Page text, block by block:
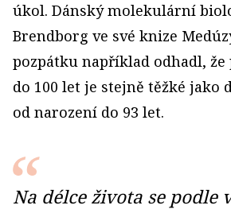
úkol. Dánský molekulární
Brendborg ve své knize
pozpátku například odhadl, že
do 100 let je stejně těžké jako
od narození do 93 let.
Na délce života se podle